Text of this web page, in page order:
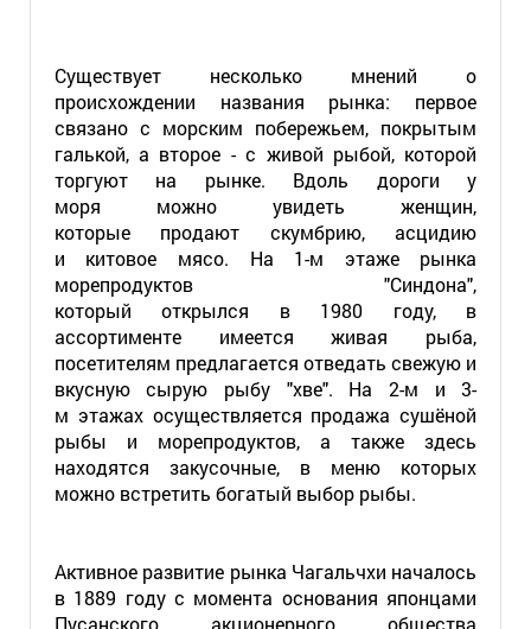
Существует несколько мнений о
происхождении названия рынка: первое
связано с морским побережьем, покрытым
галькой, а второе - с живой рыбой, которой
торгуют на рынке. Вдоль дороги у
моря можно увидеть женщин,
которые продают скумбрию, асцидию
и китовое мясо. На 1-м этаже рынка
морепродуктов "Синдона",
который открылся в 1980 году, в
ассортименте имеется живая рыба,
посетителям предлагается отведать свежую и
вкусную сырую рыбу "хве". На 2-м и 3-
м этажах осуществляется продажа сушёной
рыбы и морепродуктов, а также здесь
находятся закусочные, в меню которых
можно встретить богатый выбор рыбы.
Активное развитие рынка Чагальчхи началось
в 1889 году с момента основания японцами
Пусанского акционерного общества